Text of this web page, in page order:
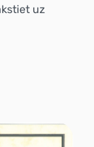
uz